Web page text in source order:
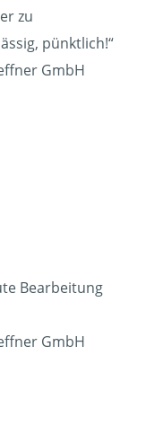
zu
pünktlich!“
GmbH
Bearbeitung
GmbH